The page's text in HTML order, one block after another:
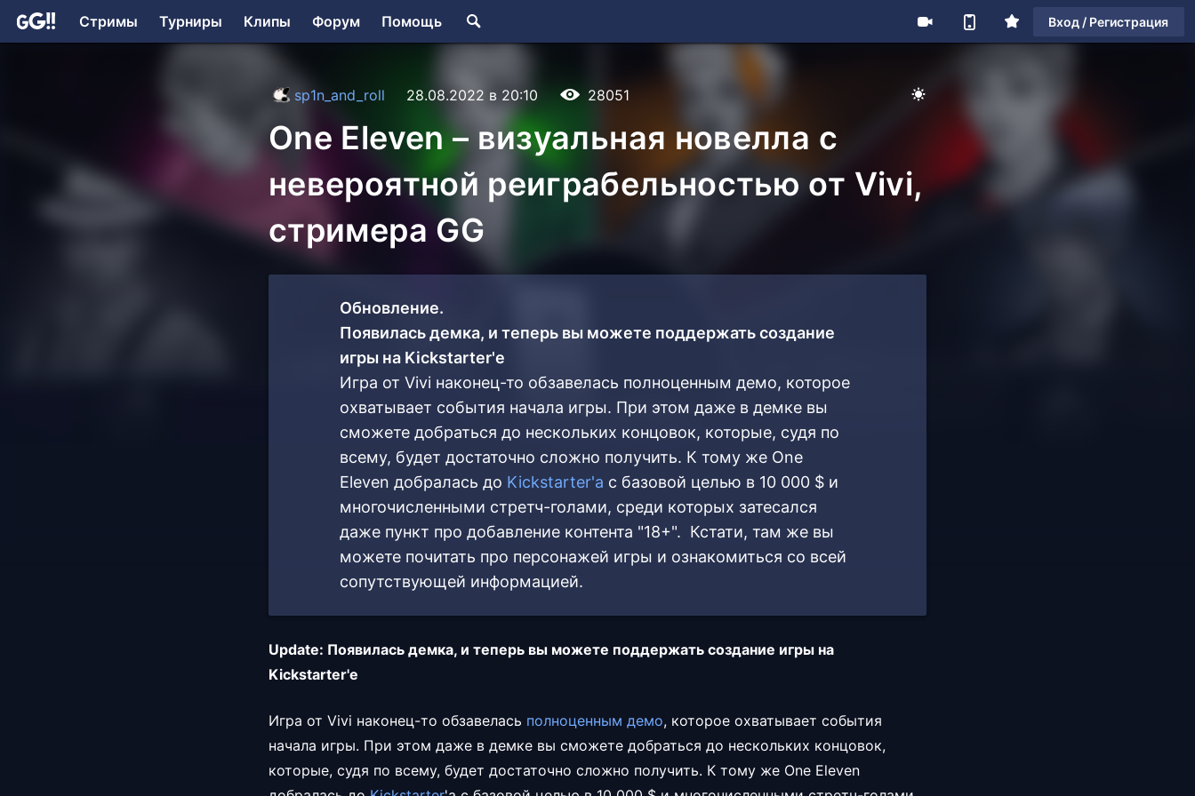
Стримы Турниры Клипы Форум Помощь Вход / Регистрация
sp1n_and_roll 28.08.2022 в 20:10 28051
One Eleven – визуальная новелла с
невероятной реиграбельностью от Vivi,
стримера GG
Обновление.
Появилась демка, и теперь вы можете поддержать создание
игры на Kickstarter'e
Игра от Vivi наконец-то обзавелась полноценным демо, которое
охватывает события начала игры. При этом даже в демке вы
сможете добраться до нескольких концовок, которые, судя по
всему, будет достаточно сложно получить. К тому же One
Eleven добралась до Kickstarter'a с базовой целью в 10 000 $ и
многочисленными стретч-голами, среди которых затесался
даже пункт про добавление контента "18+". Кстати, там же вы
можете почитать про персонажей игры и ознакомиться со всей
сопутствующей информацией.
Update: Появилась демка, и теперь вы можете поддержать создание игры на
Kickstarter'e
Игра от Vivi наконец-то обзавелась полноценным демо, которое охватывает события
начала игры. При этом даже в демке вы сможете добраться до нескольких концовок,
которые, судя по всему, будет достаточно сложно получить. К тому же One Eleven